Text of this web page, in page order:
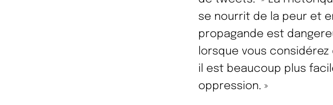
se nourrit de la peur et
propagande est
lorsque vous considérez
il est beaucoup plus
oppression. »